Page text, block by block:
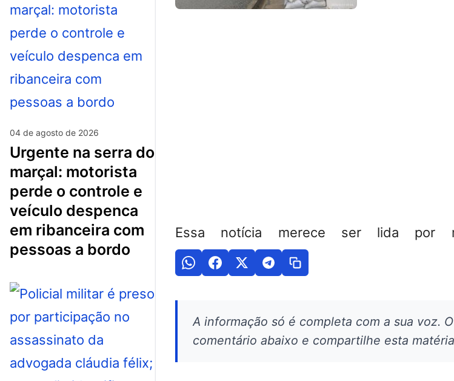
04 de agosto de 2026
urgente na serra do
marçal: motorista
perde o controle e
veículo despenca
em ribanceira com
pessoas a bordo
Essa notícia merece ser lida por
A informação só é completa com a sua voz.
comentário abaixo e compartilhe esta